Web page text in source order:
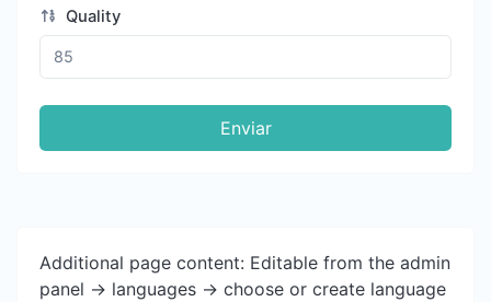
Quality
Enviar
Additional page content: Editable from the admin
panel -> languages -> choose or create language